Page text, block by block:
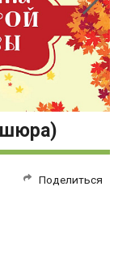
Поделиться